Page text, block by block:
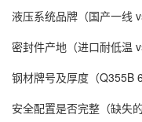
液压系统品牌（国产一线
密封件产地（进口耐低温
钢材牌号及厚度（Q355B
安全配置是否完整（缺失